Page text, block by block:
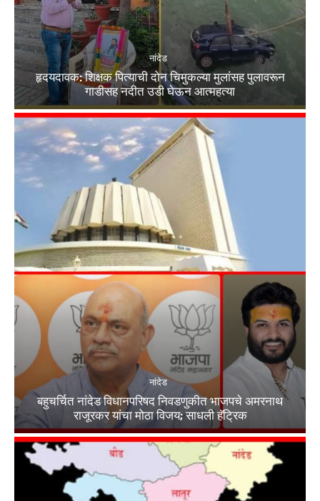
नांदेड
हृदयदावक: शिक्षक पित्याची दोन चिमुकल्या मुलांसह पुलावरून
गाडीसह नदीत उडी घेऊन आत्महत्या
नांदेड
बहुचर्चित नांदेड विधानपरिषद निवडणुकीत भाजपचे अमरनाथ
राजूरकर यांचा मोठा विजय; साधली हॅट्रिक